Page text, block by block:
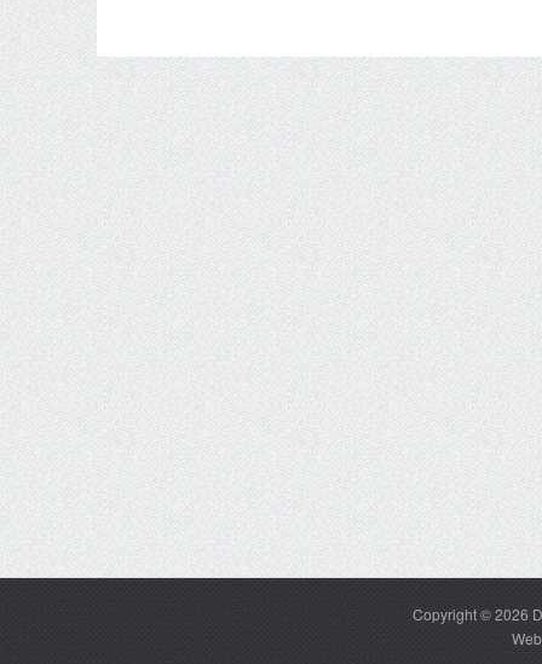
Copyright © 2026